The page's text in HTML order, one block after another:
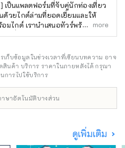
เป็นแพลตฟอร์มที่จับคู่นักท่องเที่ยว
วยไกด์ล่ามที่ยอดเยี่ยมและให้
มไกด์ เรานำเสนอทัวร์พร้อมไกด์ที่
บผู้ที่มองหาประสบการณ์พิเศษใน
more
เก็บข้อมูลในช่วงเวลาที่เขียนบทความ อาจ
สินค้า บริการ ราคาในภายหลังได้ กรุณา
การไปใช้บริการ
าษาอัตโนมัติบางส่วน
ดูเพิ่มเติม